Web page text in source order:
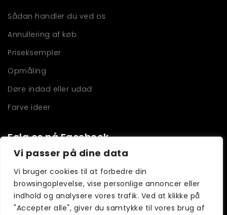
Vi passer på dine data
Vi bruger cookies til at forbedre din
browsingoplevelse, vise personlige annoncer eller
indhold og analysere vores trafik. Ved at klikke på
"Accepter alle", giver du samtykke til vores brug af
Sådan handler du ved os
Annullering af køb
Priseksempler
Opmåling
Døre indad eller udad
Farve ideer
Følg os på Facebook